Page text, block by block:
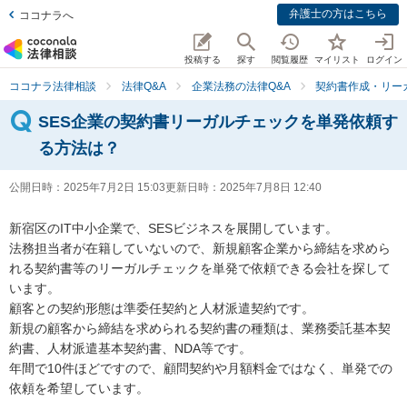
ココナラへ 弁護士の方はこちら
投稿する 探す 閲覧履歴 マイリスト ログイン
ココナラ法律相談 法律Q&A 企業法務の法律Q&A 契約書作成・リー
SES企業の契約書リーガルチェックを単発依頼す
る方法は？
公開日時： 2025年7月2日 15:03更新日時： 2025年7月8日 12:40
新宿区のIT中小企業で、SESビジネスを展開しています。
法務担当者が在籍していないので、新規顧客企業から締結を求めら
れる契約書等のリーガルチェックを単発で依頼できる会社を探して
います。
顧客との契約形態は準委任契約と人材派遣契約です。
新規の顧客から締結を求められる契約書の種類は、業務委託基本契
約書、人材派遣基本契約書、NDA等です。
年間で10件ほどですので、顧問契約や月額料金ではなく、単発での
依頼を希望しています。